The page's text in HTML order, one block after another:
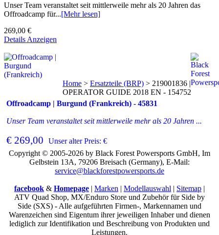
Unser Team veranstaltet seit mittlerweile mehr als 20 Jahren das
Offroadcamp für...[Mehr lesen]
269,00 €
Details Anzeigen
Offroadcamp | Burgund (Frankreich) - 45831
Unser Team veranstaltet seit mittlerweile mehr als 20 Jahren ...
€ 269,00 Unser alter Preis: €
Home > Ersatzteile (BRP) > 219001836 |
OPERATOR GUIDE 2018 EN - 154752
Copyright © 2005-2026 by Black Forest Powersports GmbH, Im
Gelbstein 13A, 79206 Breisach (Germany), E-Mail:
service@blackforestpowersports.de
facebook & Homepage | Marken | Modellauswahl | Sitemap |
ATV Quad Shop, MX/Enduro Store und Zubehör für Side by
Side (SXS) - Alle aufgeführten Firmen-, Markennamen und
Warenzeichen sind Eigentum ihrer jeweiligen Inhaber und dienen
lediglich zur Identifikation und Beschreibung von Produkten und
Leistungen.